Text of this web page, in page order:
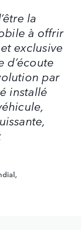
la
à offrir
exclusive
d’écoute
par
installé